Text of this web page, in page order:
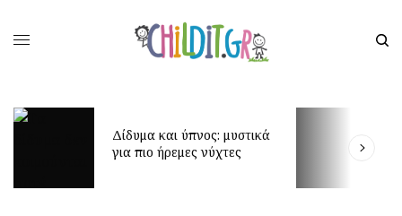
Δίδυμα και ύπνος: μυστικά
για πιο ήρεμες νύχτες